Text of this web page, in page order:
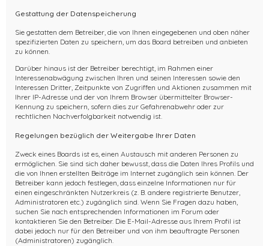
Gestattung der Datenspeicherung
Sie gestatten dem Betreiber, die von Ihnen eingegebenen und oben näher
spezifizierten Daten zu speichern, um das Board betreiben und anbieten
zu können.
Darüber hinaus ist der Betreiber berechtigt, im Rahmen einer
Interessenabwägung zwischen Ihren und seinen Interessen sowie den
Interessen Dritter, Zeitpunkte von Zugriffen und Aktionen zusammen mit
Ihrer IP-Adresse und der von Ihrem Browser übermittelter Browser-
Kennung zu speichern, sofern dies zur Gefahrenabwehr oder zur
rechtlichen Nachverfolgbarkeit notwendig ist.
Regelungen bezüglich der Weitergabe Ihrer Daten
Zweck eines Boards ist es, einen Austausch mit anderen Personen zu
ermöglichen. Sie sind sich daher bewusst, dass die Daten Ihres Profils und
die von Ihnen erstellten Beiträge im Internet zugänglich sein können. Der
Betreiber kann jedoch festlegen, dass einzelne Informationen nur für
einen eingeschränkten Nutzerkreis (z. B. andere registrierte Benutzer,
Administratoren etc.) zugänglich sind. Wenn Sie Fragen dazu haben,
suchen Sie nach entsprechenden Informationen im Forum oder
kontaktieren Sie den Betreiber. Die E-Mail-Adresse aus Ihrem Profil ist
dabei jedoch nur für den Betreiber und von ihm beauftragte Personen
(Administratoren) zugänglich.